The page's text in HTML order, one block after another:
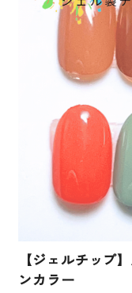
【ジェルチップ
ンカラー